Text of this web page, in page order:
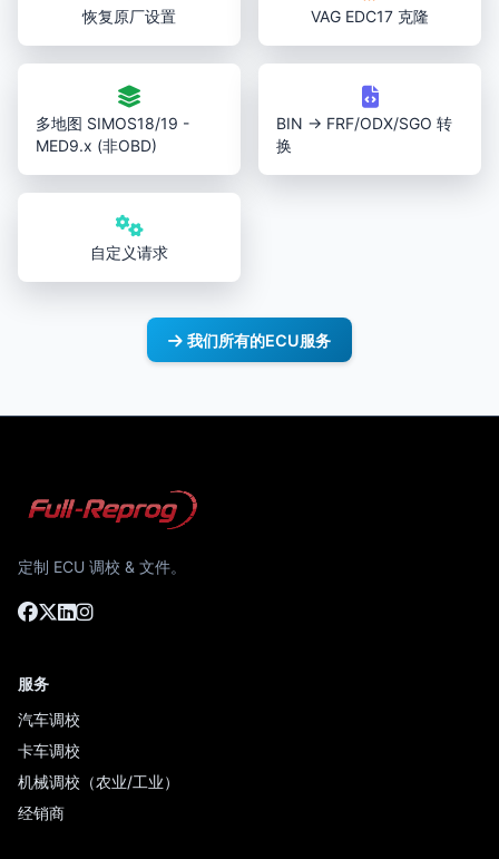
恢复原厂设置 VAG EDC17 克隆
多地图 SIMOS18/19 -
MED9.x (非OBD)
BIN → FRF/ODX/SGO 转
换
自定义请求
我们所有的ECU服务
定制 ECU 调校 & 文件。
服务
汽车调校
卡车调校
机械调校（农业/工业）
经销商